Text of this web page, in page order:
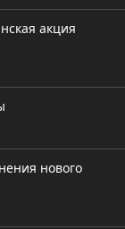
акция
нового